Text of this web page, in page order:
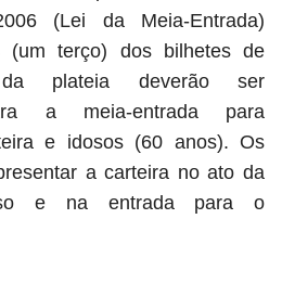
(Lei da Meia-Entrada)
(um terço) dos bilhetes de
plateia deverão ser
a meia-entrada para
e idosos (60 anos). Os
a carteira no ato da
e na entrada para o